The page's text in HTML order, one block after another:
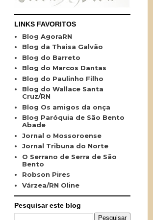
LINKS FAVORITOS
Blog AgoraRN
Blog da Thaisa Galvão
Blog do Barreto
Blog do Marcos Dantas
Blog do Paulinho Filho
Blog do Wallace Santa
Cruz/RN
Blog Os amigos da onça
Blog Paróquia de São Bento
Abade
Jornal o Mossoroense
Jornal Tribuna do Norte
O Serrano de Serra de São
Bento
Robson Pires
Várzea/RN Oline
Pesquisar este blog